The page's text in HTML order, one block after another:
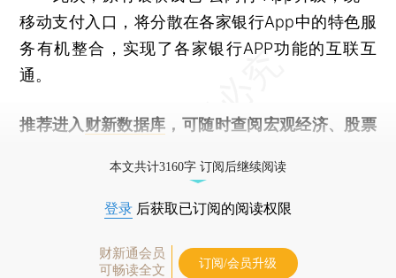
移动支付入口，将分散在各家银行App中的特色服
务有机整合，实现了各家银行APP功能的互联互
通。
推荐进入 财新数据库 ，可随时查阅宏观经济、股票
本文共计3160字 订阅后继续阅读
登录 后获取已订阅的阅读权限
财新通会员
可畅读全文
订阅/会员升级